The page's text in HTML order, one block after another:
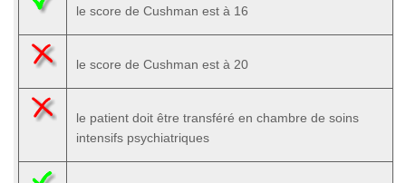
le score de Cushman est à 16
le score de Cushman est à 20
le patient doit être transféré en chambre de soins
intensifs psychiatriques